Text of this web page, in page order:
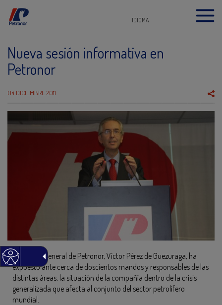
IDIOMA
Nueva sesión informativa en
Petronor
04 DICIEMBRE 2011
El director general de Petronor, Víctor Pérez de Guezuraga, ha
expuesto ante cerca de doscientos mandos y responsables de las
distintas áreas, la situación de la compañía dentro de la crisis
generalizada que afecta al conjunto del sector petrolífero
mundial.